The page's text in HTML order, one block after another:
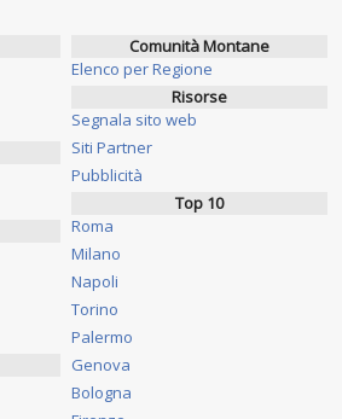
Comunità Montane
Elenco per Regione
Risorse
Segnala sito web
Siti Partner
Pubblicità
Top 10
Roma
Milano
Napoli
Torino
Palermo
Genova
Bologna